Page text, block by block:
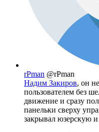
rPman @rPman
Надим Закиров, он
пользователем без
движение и сразу
панельки сверху
закрывал юзерскую и